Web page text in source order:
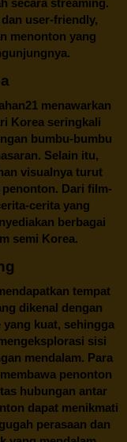
user-friendly,
menonton yang
menawarkan
Korea seringkali
bumbu-bumbu
Selain itu,
visualnya turut
Dari film-
cerita yang
berbagai
semi Korea.
tempat
dikenal dengan
kuat, sehingga
sisi
mendalam. Para
penonton
hubungan antar
dapat menikmati
perasaan dan